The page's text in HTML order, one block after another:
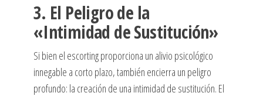
3. El Peligro de la
«Intimidad de Sustitución»
Si bien el escorting proporciona un alivio psicológico
innegable a corto plazo, también encierra un peligro
profundo: la creación de una intimidad de sustitución. El